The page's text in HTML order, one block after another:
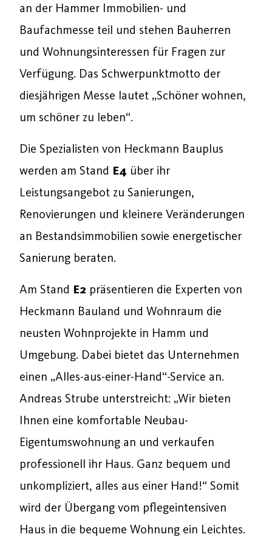
an der Hammer Immobilien- und
Baufachmesse teil und stehen Bauherren
und Wohnungsinteressen für Fragen zur
Verfügung. Das Schwerpunktmotto der
diesjährigen Messe lautet „Schöner wohnen,
um schöner zu leben“.
Die Spezialisten von Heckmann Bauplus
werden am Stand E4 über ihr
Leistungsangebot zu Sanierungen,
Renovierungen und kleinere Veränderungen
an Bestandsimmobilien sowie energetischer
Sanierung beraten.
Am Stand E2 präsentieren die Experten von
Heckmann Bauland und Wohnraum die
neusten Wohnprojekte in Hamm und
Umgebung. Dabei bietet das Unternehmen
einen „Alles-aus-einer-Hand“-Service an.
Andreas Strube unterstreicht: „Wir bieten
Ihnen eine komfortable Neubau-
Eigentumswohnung an und verkaufen
professionell ihr Haus. Ganz bequem und
unkompliziert, alles aus einer Hand!“ Somit
wird der Übergang vom pflegeintensiven
Haus in die bequeme Wohnung ein Leichtes.